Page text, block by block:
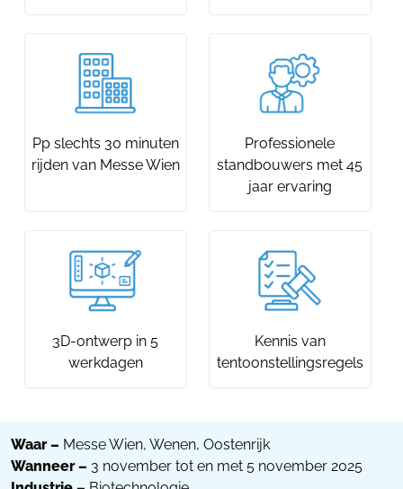
Pp slechts 30 minuten
rijden van Messe Wien
Professionele
standbouwers met 45
jaar ervaring
3D-ontwerp in 5
werkdagen
Kennis van
tentoonstellingsregels
Waar – Messe Wien, Wenen, Oostenrijk
Wanneer – 3 november tot en met 5 november 2025